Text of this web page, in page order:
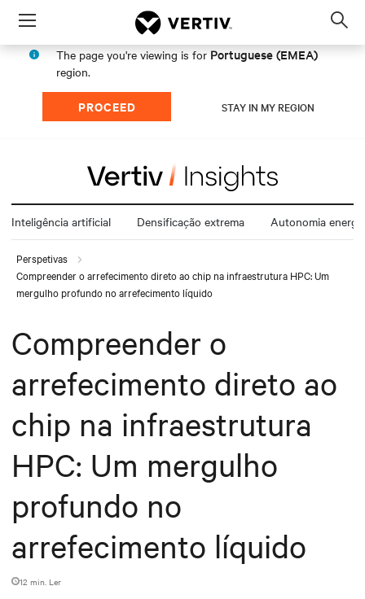
Menu
The page you're viewing is for Portuguese (EMEA)
region.
PROCEED STAY IN MY REGION
Inteligência artificial Densificação extrema Autonomia
Perspetivas
Compreender o arrefecimento direto ao chip na infraestrutura HPC: Um
mergulho profundo no arrefecimento líquido
Compreender o
arrefecimento direto ao
chip na infraestrutura
HPC: Um mergulho
profundo no
arrefecimento líquido
12 min. Ler